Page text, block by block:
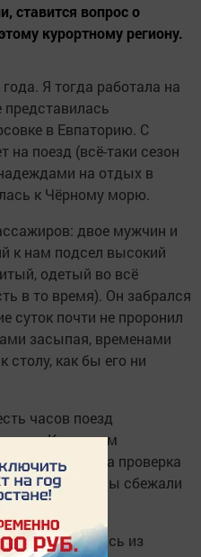
ставится вопрос о
курортному региону.
Я тогда работала на
в Евпаторию. С
поезд (всё-таки сезон
на отдых в
к Чёрному морю.
двое мужчин и
к нам подсел высокий
одетый во всё
в то время). Он забрался
суток почти не проронил
засыпая, временами
столу, как бы его ни
часов поезд
Как потом
тому была проверка
местной тюрьмы сбежали
мы выбились из